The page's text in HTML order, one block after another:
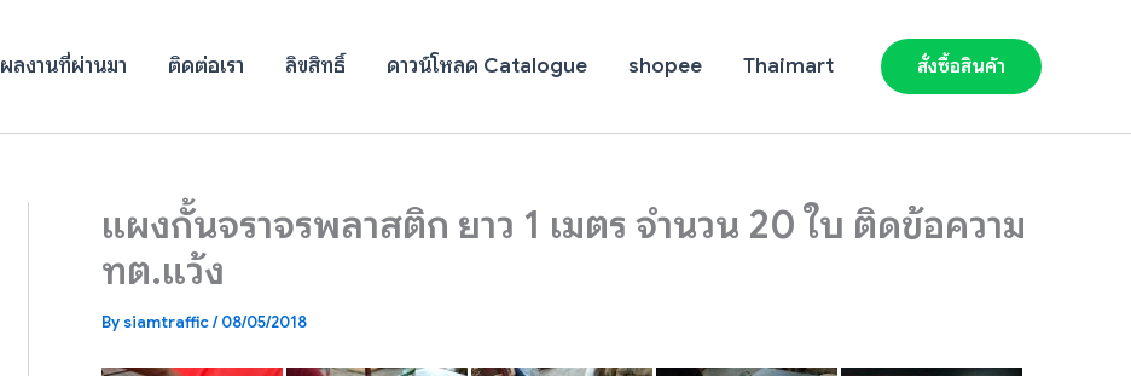
ผลงานที่ผ่านมา ติดต่อเรา ลิขสิทธิ์ ดาวน์โหลด Catalogue shopee Thaimart สั่งซื้อสินค้า
แผงกั้นจราจรพลาสติก ยาว 1 เมตร จำนวน 20 ใบ ติดข้อความ
ทต.แว้ง
By siamtraffic/08/05/2018